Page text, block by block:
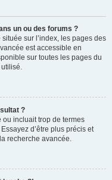
un ou des forums ?
sur l’index, les pages des
est accessible en
sur toutes les pages du
utilisé.
?
ou incluait trop de termes
d’être plus précis et
recherche avancée.